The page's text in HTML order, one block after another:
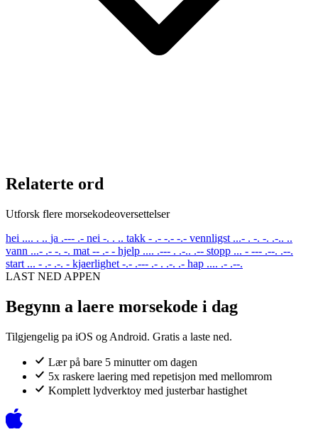
Relaterte ord
Utforsk flere morsekodeoversettelser
hei .... . .. ja .--- .- nei -. . .. takk - .- -.- -.- vennligst ...- . -. -. .-.. ..
vann ...- .- -. -. mat -- .- - hjelp .... .--- . .-.. .-- stopp ... - --- .--. .--.
start ... - .- .-. - kjaerlighet -.- .--- .- . .-. .- hap .... .- .--.
LAST NED APPEN
Begynn a laere morsekode i dag
Tilgjengelig pa iOS og Android. Gratis a laste ned.
Lær på bare 5 minutter om dagen
5x raskere laering med repetisjon med mellomrom
Komplett lydverktoy med justerbar hastighet